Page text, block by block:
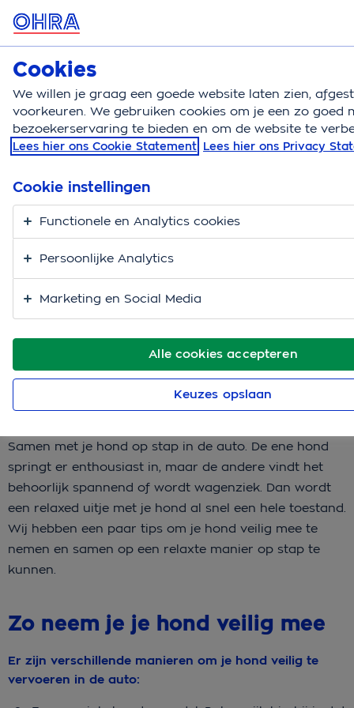
MENU
Autoverzekering
Autoverzekering Blog Hond in auto
Met je hond in de auto
op stap? Zo lukt het
wél.
Samen met je hond op stap in de auto. De ene hond
springt er enthousiast in, maar de andere vindt het
behoorlijk spannend of wordt wagenziek. Dan wordt
een relaxed uitje met je hond al snel een hele toestand.
Wij hebben een paar tips om je hond veilig mee te
nemen en samen op een relaxte manier op stap te
kunnen.
Zo neem je je hond veilig mee
Er zijn verschillende manieren om je hond veilig te
vervoeren in de auto:
Cookies
We willen je graag een goede website laten zien,
voorkeuren. We gebruiken cookies om je een zo goed
bezoekerservaring te bieden en om de website te
Lees hier ons Cookie Statement Lees hier ons Privacy
Alle cookies accepteren
Cookie instellingen
Functionele en Analytics cookies
Persoonlijke Analytics
Marketing en Social Media
Keuzes opslaan